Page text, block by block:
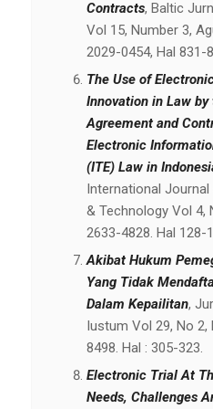
Contracts, Baltic
Vol 15, Number 3,
2029-0454, Hal 831-
The Use of
Innovation in Law
Agreement and
Electronic
(ITE) Law in
International
& Technology Vol 4,
2633-4828. Hal 128-
Akibat Hukum
Yang Tidak
Dalam Kepailitan,
Iustum Vol 29, No 2,
8498. Hal : 305-323.
Electronic Trial At
Needs, Challenges